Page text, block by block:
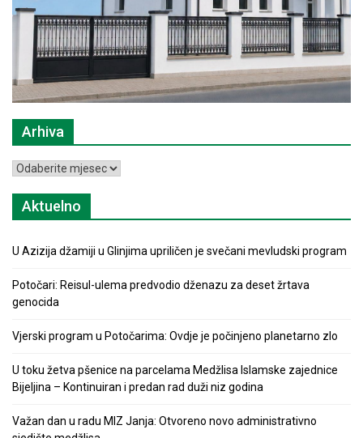
Arhiva
Arhiva
Aktuelno
U Azizija džamiji u Glinjima upriličen je svečani mevludski program
Potočari: Reisul-ulema predvodio dženazu za deset žrtava
genocida
Vjerski program u Potočarima: Ovdje je počinjeno planetarno zlo
U toku žetva pšenice na parcelama Medžlisa Islamske zajednice
Bijeljina – Kontinuiran i predan rad duži niz godina
Važan dan u radu MIZ Janja: Otvoreno novo administrativno